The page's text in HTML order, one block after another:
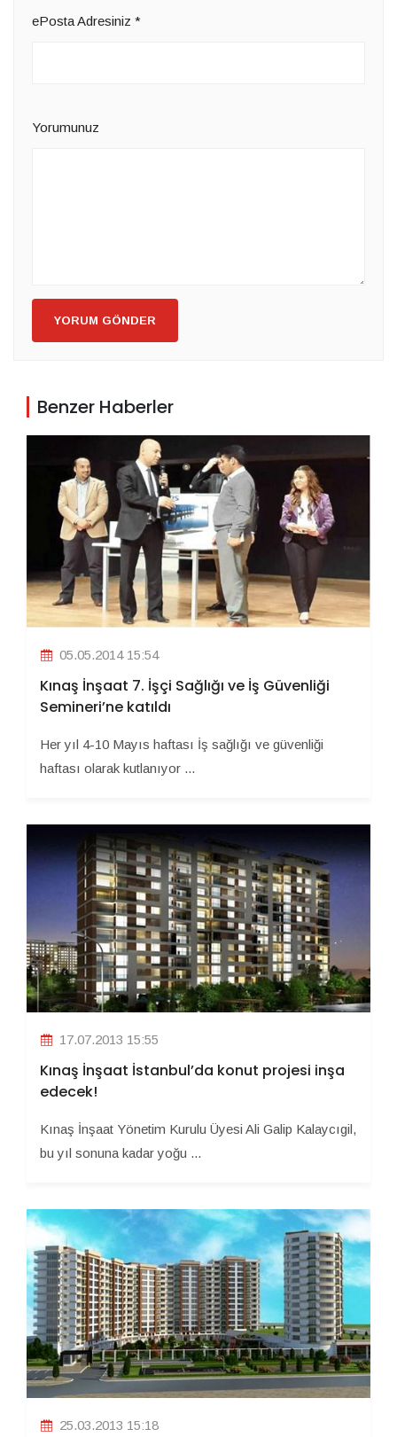
ePosta Adresiniz *
Yorumunuz
YORUM GÖNDER
Benzer Haberler
05.05.2014 15:54
Kınaş İnşaat 7. İşçi Sağlığı ve İş Güvenliği
Semineri’ne katıldı
Her yıl 4-10 Mayıs haftası İş sağlığı ve güvenliği
haftası olarak kutlanıyor ...
17.07.2013 15:55
Kınaş İnşaat İstanbul’da konut projesi inşa
edecek!
Kınaş İnşaat Yönetim Kurulu Üyesi Ali Galip Kalaycıgil,
bu yıl sonuna kadar yoğu ...
25.03.2013 15:18